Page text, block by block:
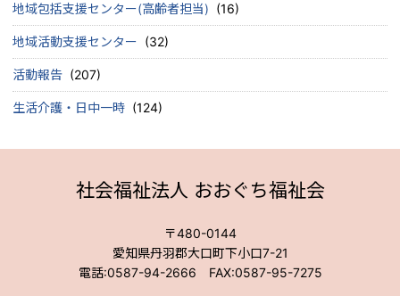
地域包括支援センター(高齢者担当) (16)
地域活動支援センター (32)
活動報告 (207)
生活介護・日中一時 (124)
社会福祉法人 おおぐち福祉会
〒480-0144
愛知県丹羽郡大口町下小口7-21
電話:0587-94-2666 FAX:0587-95-7275